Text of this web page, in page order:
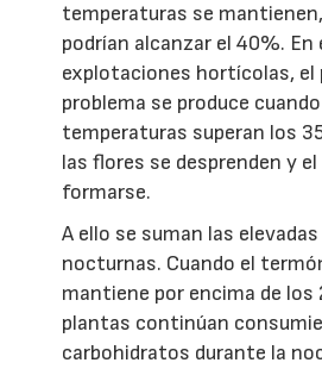
temperaturas se
podrían alcanzar el 40%. En
explotaciones hortícolas, el
problema se produce
temperaturas superan los
las flores se desprenden y
formarse.
A ello se suman las
nocturnas. Cuando el
mantiene por encima de los
plantas continúan
carbohidratos durante la